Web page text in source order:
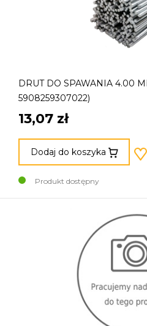
DRUT DO SPAWANIA 4.00
5908259307022)
13,07 zł
Dodaj do koszyka
Produkt dostępny